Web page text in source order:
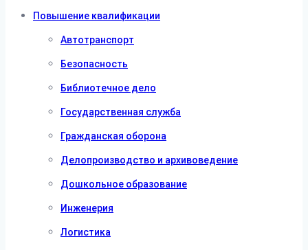
Повышение квалификации
Автотранспорт
Безопасность
Библиотечное дело
Государственная служба
Гражданская оборона
Делопроизводство и архивоведение
Дошкольное образование
Инженерия
Логистика